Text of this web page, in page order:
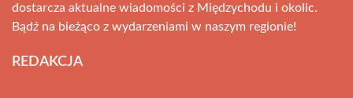
dostarcza aktualne wiadomości z Międzychodu i okolic.
Bądź na bieżąco z wydarzeniami w naszym regionie!
REDAKCJA